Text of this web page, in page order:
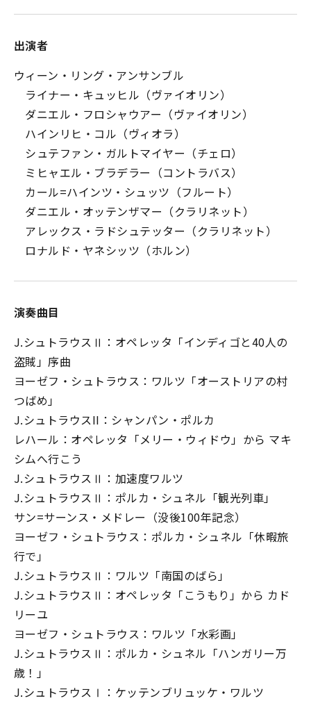
出演者
ウィーン・リング・アンサンブル
ライナー・キュッヒル（ヴァイオリン）
ダニエル・フロシャウアー（ヴァイオリン）
ハインリヒ・コル（ヴィオラ）
シュテファン・ガルトマイヤー（チェロ）
ミヒャエル・ブラデラー（コントラバス）
カール=ハインツ・シュッツ（フルート）
ダニエル・オッテンザマー（クラリネット）
アレックス・ラドシュテッター（クラリネット）
ロナルド・ヤネシッツ（ホルン）
演奏曲目
J.シュトラウスⅡ：オペレッタ「インディゴと40人の
盗賊」序曲
ヨーゼフ・シュトラウス：ワルツ「オーストリアの村
つばめ」
J.シュトラウスII：シャンパン・ポルカ
レハール：オペレッタ「メリー・ウィドウ」から マキ
シムへ行こう
J.シュトラウスⅡ：加速度ワルツ
J.シュトラウスⅡ：ポルカ・シュネル「観光列車」
サン=サーンス・メドレー（没後100年記念）
ヨーゼフ・シュトラウス：ポルカ・シュネル「休暇旅
行で」
J.シュトラウスⅡ：ワルツ「南国のばら」
J.シュトラウスⅡ：オペレッタ「こうもり」から カド
リーユ
ヨーゼフ・シュトラウス：ワルツ「水彩画」
J.シュトラウスⅡ：ポルカ・シュネル「ハンガリー万
歳！」
J.シュトラウスⅠ：ケッテンブリュッケ・ワルツ